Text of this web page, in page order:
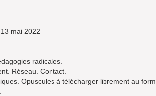
13 mai 2022
radicales.
Réseau. Contact.
Opuscules à télécharger librement au